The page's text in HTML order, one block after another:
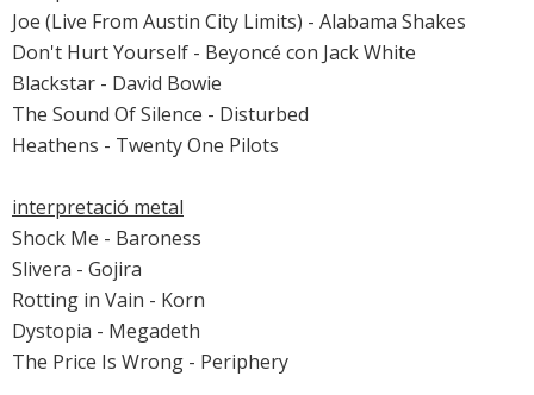
Joe (Live From Austin City Limits) - Alabama Shakes
Don't Hurt Yourself - Beyoncé con Jack White
Blackstar - David Bowie
The Sound Of Silence - Disturbed
Heathens - Twenty One Pilots
interpretació metal
Shock Me - Baroness
Slivera - Gojira
Rotting in Vain - Korn
Dystopia - Megadeth
The Price Is Wrong - Periphery